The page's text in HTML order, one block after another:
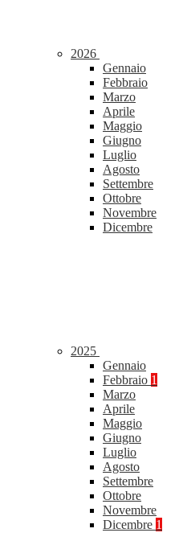
2026
Gennaio
Febbraio
Marzo
Aprile
Maggio
Giugno
Luglio
Agosto
Settembre
Ottobre
Novembre
Dicembre
2025
Gennaio
Febbraio 1
Marzo
Aprile
Maggio
Giugno
Luglio
Agosto
Settembre
Ottobre
Novembre
Dicembre 1